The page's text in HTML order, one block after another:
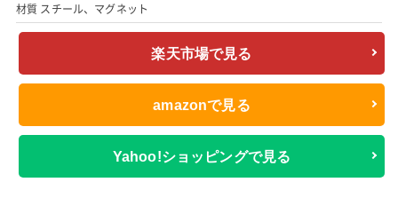
材質 スチール、マグネット
楽天市場で見る
amazonで見る
Yahoo!ショッピングで見る